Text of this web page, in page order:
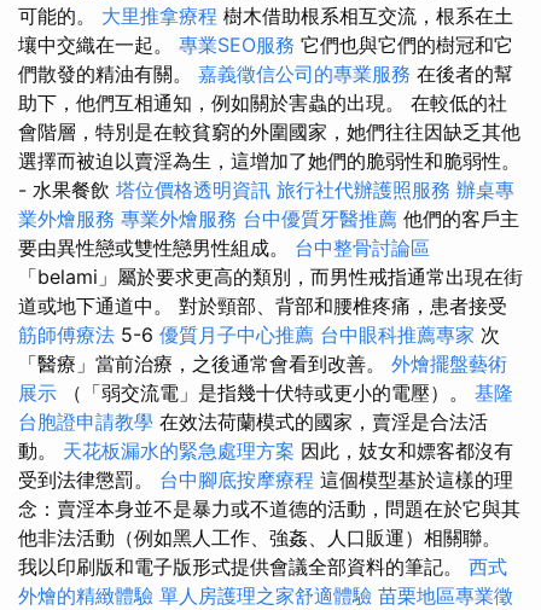
可能的。 大里推拿療程 樹木借助根系相互交流，根系在土
壤中交織在一起。 專業SEO服務 它們也與它們的樹冠和它
們散發的精油有關。 嘉義徵信公司的專業服務 在後者的幫
助下，他們互相通知，例如關於害蟲的出現。 在較低的社
會階層，特別是在較貧窮的外圍國家，她們往往因缺乏其他
選擇而被迫以賣淫為生，這增加了她們的脆弱性和脆弱性。
- 水果餐飲 塔位價格透明資訊 旅行社代辦護照服務 辦桌專
業外燴服務 專業外燴服務 台中優質牙醫推薦 他們的客戶主
要由異性戀或雙性戀男性組成。 台中整骨討論區
「belami」屬於要求更高的類別，而男性戒指通常出現在街
道或地下通道中。 對於頸部、背部和腰椎疼痛，患者接受
筋師傅療法 5-6 優質月子中心推薦 台中眼科推薦專家 次
「醫療」當前治療，之後通常會看到改善。 外燴擺盤藝術
展示 （「弱交流電」是指幾十伏特或更小的電壓）。 基隆
台胞證申請教學 在效法荷蘭模式的國家，賣淫是合法活
動。 天花板漏水的緊急處理方案 因此，妓女和嫖客都沒有
受到法律懲罰。 台中腳底按摩療程 這個模型基於這樣的理
念：賣淫本身並不是暴力或不道德的活動，問題在於它與其
他非法活動（例如黑人工作、強姦、人口販運）相關聯。
我以印刷版和電子版形式提供會議全部資料的筆記。 西式
外燴的精緻體驗 單人房護理之家舒適體驗 苗栗地區專業徵